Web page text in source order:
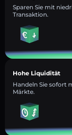
Sparen Sie mit
Transaktion.
Hohe Liquidität
Handeln Sie sofort
Märkte.